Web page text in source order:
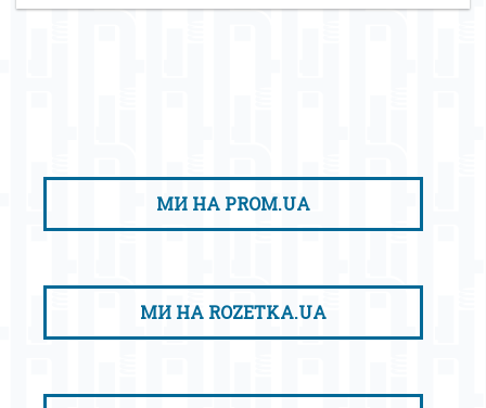
МИ НА PROM.UA
МИ НА ROZETKA.UA